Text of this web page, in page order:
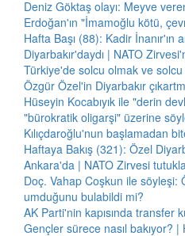
Deniz Göktaş olayı: Meyve
Erdoğan'ın "İmamoğlu kötü,
Hafta Başı (88): Kadir İnanır'ın
Diyarbakır'daydı | NATO
Türkiye'de solcu olmak ve
Özgür Özel'in Diyarbakır
Hüseyin Kocabıyık ile "derin
"bürokratik oligarşi" üzerine
Kılıçdaroğlu'nun başlamadan
Haftaya Bakış (321): Özel
Ankara'da | NATO Zirvesi
Doç. Vahap Coşkun ile söyleşi:
umduğunu bulabildi mi?
AK Parti'nin kapısında transfer
Gençler sürece nasıl bakıyor?